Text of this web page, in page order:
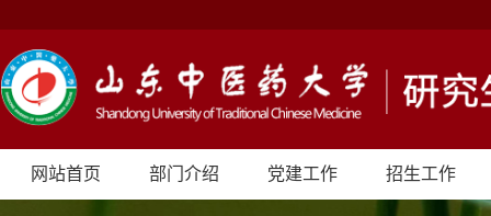
网站首页 部门介绍 党建工作 招生工作